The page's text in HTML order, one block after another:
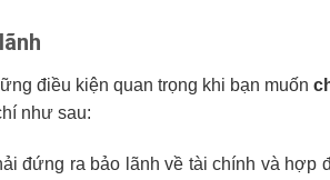
điều kiện quan trọng khi bạn muốn
như sau:
đứng ra bảo lãnh về tài chính và hợp